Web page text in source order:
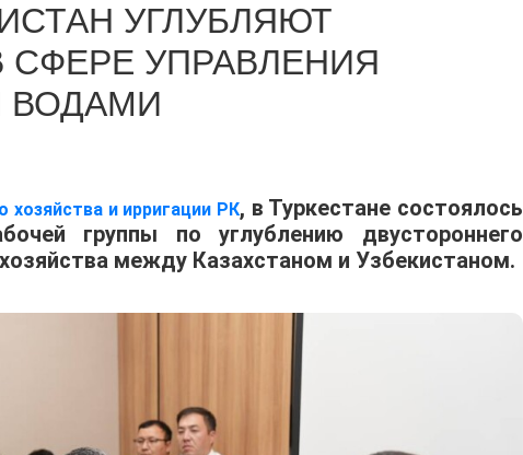
УГЛУБЛЯЮТ
УПРАВЛЕНИЯ
ВОДАМИ
хозяйства и ирригации РК, в Туркестане состоялось
группы по углублению двустороннего
между Казахстаном и Узбекистаном.